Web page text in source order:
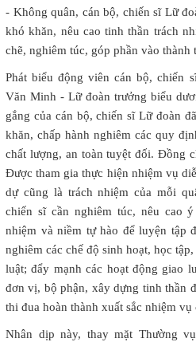
- Không quân, cán bộ, chiến sĩ Lữ
khó khăn, nêu cao tinh thần trách
chẽ, nghiêm túc, góp phần vào
Phát biểu động viên cán bộ, chiến
Văn Minh - Lữ đoàn trưởng biểu
gắng của cán bộ, chiến sĩ Lữ đoàn
khăn, chấp hành nghiêm các quy
chất lượng, an toàn tuyệt đối. Đồng
Được tham gia thực hiện nhiệm vụ
dự cũng là trách nhiệm của mỗi
chiến sĩ cần nghiêm túc, nêu cao
nhiệm và niềm tự hào để luyện tập
nghiêm các chế độ sinh hoạt, học
luật; đẩy mạnh các hoạt động giao
đơn vị, bộ phận, xây dựng tinh thần
thi đua hoàn thành xuất sắc nhiệm vụ
Nhân dịp này, thay mặt Thường